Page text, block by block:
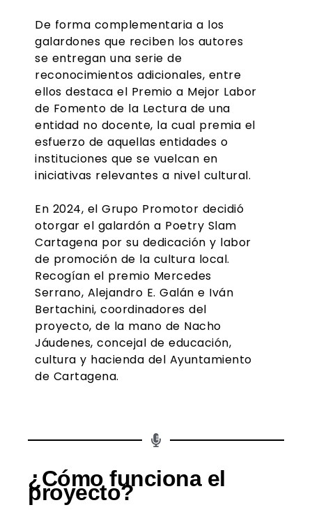
De forma complementaria a los
galardones que reciben los autores
se entregan una serie de
reconocimientos adicionales, entre
ellos destaca el Premio a Mejor Labor
de Fomento de la Lectura de una
entidad no docente, la cual premia el
esfuerzo de aquellas entidades o
instituciones que se vuelcan en
iniciativas relevantes a nivel cultural.
En 2024, el Grupo Promotor decidió
otorgar el galardón a Poetry Slam
Cartagena por su dedicación y labor
de promoción de la cultura local.
Recogían el premio Mercedes
Serrano, Alejandro E. Galán e Iván
Bertachini, coordinadores del
proyecto, de la mano de Nacho
Jáudenes, concejal de educación,
cultura y hacienda del Ayuntamiento
de Cartagena.
¿Cómo funciona el
proyecto?